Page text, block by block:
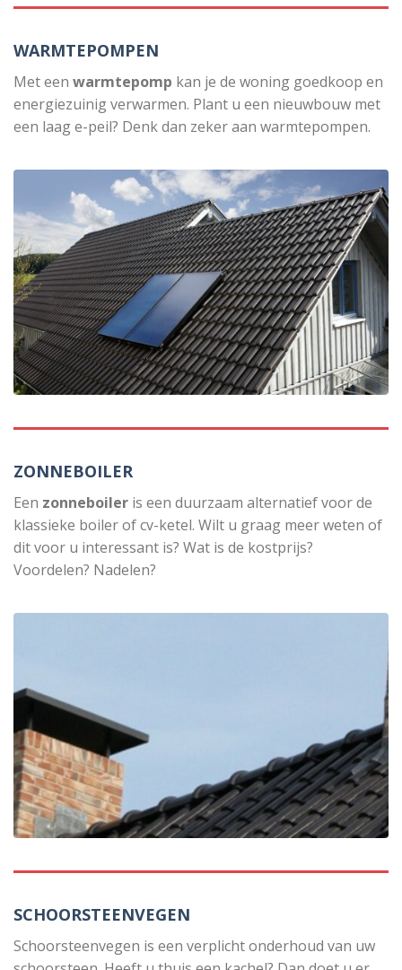
WARMTEPOMPEN
Met een warmtepomp kan je de woning goedkoop en
energiezuinig verwarmen. Plant u een nieuwbouw met
een laag e-peil? Denk dan zeker aan warmtepompen.
ZONNEBOILER
Een zonneboiler is een duurzaam alternatief voor de
klassieke boiler of cv-ketel. Wilt u graag meer weten of
dit voor u interessant is? Wat is de kostprijs?
Voordelen? Nadelen?
SCHOORSTEENVEGEN
Schoorsteenvegen is een verplicht onderhoud van uw